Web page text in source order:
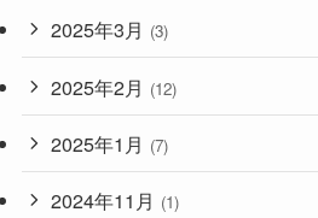
2025年3月 (3)
2025年2月 (12)
2025年1月 (7)
2024年11月 (1)